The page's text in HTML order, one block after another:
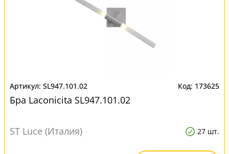
SL947.101.02 173625
Бра Laconicita SL947.101.02
ST Luce (Италия) 27 шт.